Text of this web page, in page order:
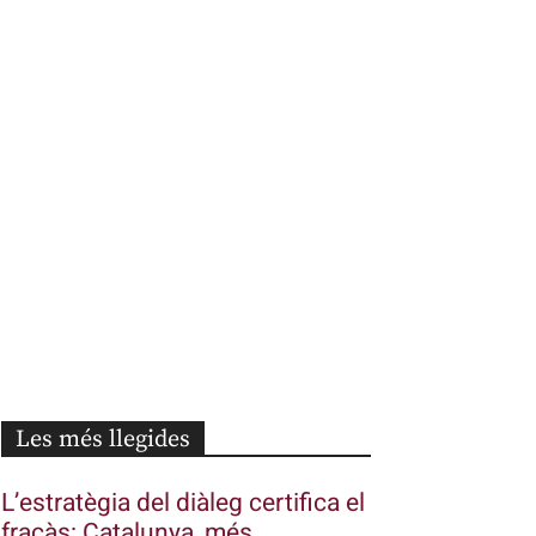
Les més llegides
L’estratègia del diàleg certifica el